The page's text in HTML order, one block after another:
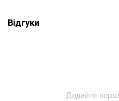
Відгуки
Додайте